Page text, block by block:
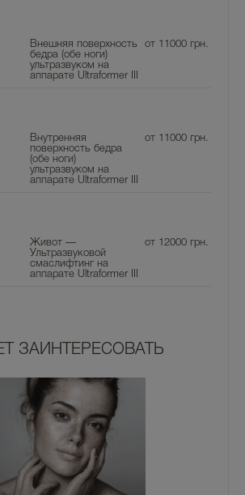
Внешняя поверхность
бедра (обе ноги)
ультразвуком на
аппарате Ultraformer III
от 11000 грн.
Внутренняя
поверхность бедра
(обе ноги)
ультразвуком на
аппарате Ultraformer III
от 11000 грн.
Живот —
Ультразвуковой
смаслифтинг на
аппарате Ultraformer III
от 12000 грн.
ЗАИНТЕРЕСОВАТЬ